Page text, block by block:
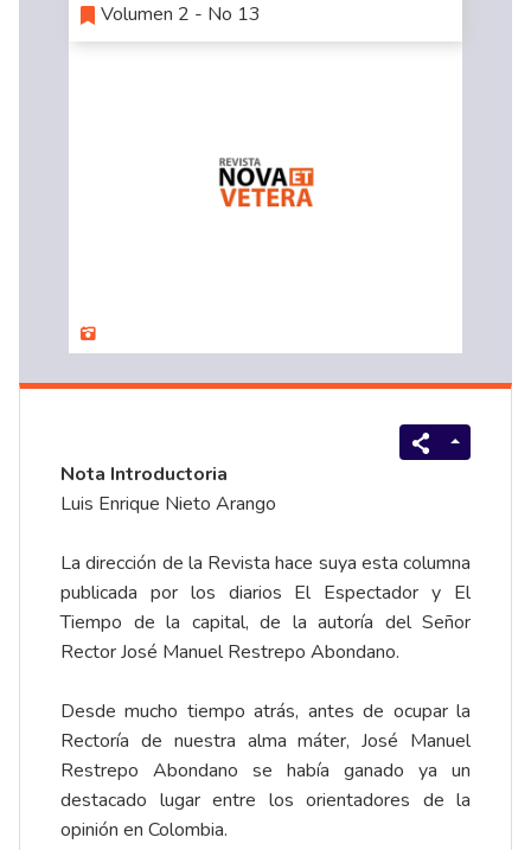
Volumen 2 - No 13
Nota Introductoria
Luis Enrique Nieto Arango
La dirección de la Revista hace suya esta columna
publicada por los diarios El Espectador y El
Tiempo de la capital, de la autoría del Señor
Rector José Manuel Restrepo Abondano.
Desde mucho tiempo atrás, antes de ocupar la
Rectoría de nuestra alma máter, José Manuel
Restrepo Abondano se había ganado ya un
destacado lugar entre los orientadores de la
opinión en Colombia.